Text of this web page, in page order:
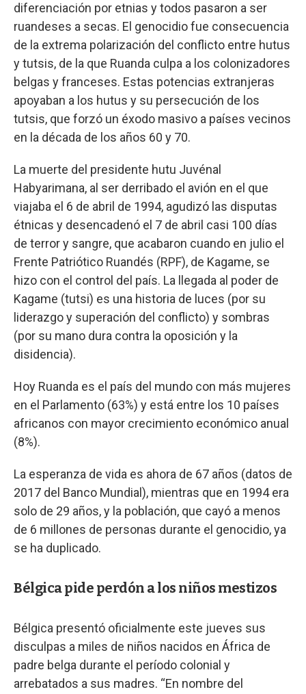
diferenciación por etnias y todos pasaron a ser
ruandeses a secas. El genocidio fue consecuencia
de la extrema polarización del conflicto entre hutus
y tutsis, de la que Ruanda culpa a los colonizadores
belgas y franceses. Estas potencias extranjeras
apoyaban a los hutus y su persecución de los
tutsis, que forzó un éxodo masivo a países vecinos
en la década de los años 60 y 70.
La muerte del presidente hutu Juvénal
Habyarimana, al ser derribado el avión en el que
viajaba el 6 de abril de 1994, agudizó las disputas
étnicas y desencadenó el 7 de abril casi 100 días
de terror y sangre, que acabaron cuando en julio el
Frente Patriótico Ruandés (RPF), de Kagame, se
hizo con el control del país. La llegada al poder de
Kagame (tutsi) es una historia de luces (por su
liderazgo y superación del conflicto) y sombras
(por su mano dura contra la oposición y la
disidencia).
Hoy Ruanda es el país del mundo con más mujeres
en el Parlamento (63%) y está entre los 10 países
africanos con mayor crecimiento económico anual
(8%).
La esperanza de vida es ahora de 67 años (datos de
2017 del Banco Mundial), mientras que en 1994 era
solo de 29 años, y la población, que cayó a menos
de 6 millones de personas durante el genocidio, ya
se ha duplicado.
Bélgica pide perdón a los niños mestizos
Bélgica presentó oficialmente este jueves sus
disculpas a miles de niños nacidos en África de
padre belga durante el período colonial y
arrebatados a sus madres. “En nombre del